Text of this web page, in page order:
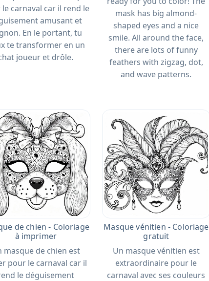
carnaval car il rend le
amusant et
En le portant, tu
te transformer en un
joueur et drôle.
mask has big almond-
shaped eyes and a nice
smile. All around the face,
there are lots of funny
feathers with zigzag, dot,
and wave patterns.
de chien - Coloriage
à imprimer
masque de chien est
pour le carnaval car il
le déguisement
Masque vénitien - Coloriage
gratuit
Un masque vénitien est
extraordinaire pour le
carnaval avec ses couleurs